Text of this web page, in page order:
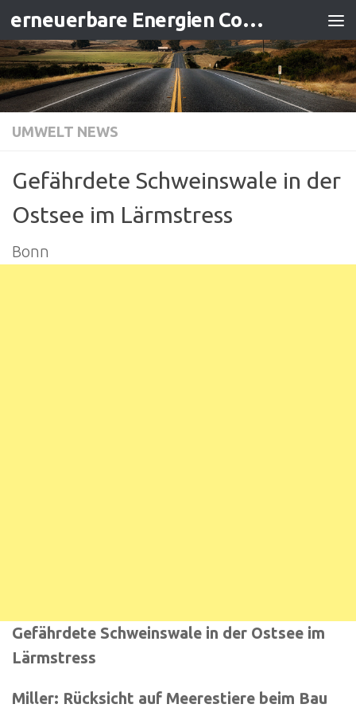
Zum Inhalt springen erneuerbare Energien Contracting
UMWELT NEWS
Gefährdete Schweinswale in der
Ostsee im Lärmstress
Bonn
Gefährdete Schweinswale in der Ostsee im
Lärmstress
Miller: Rücksicht auf Meerestiere beim Bau